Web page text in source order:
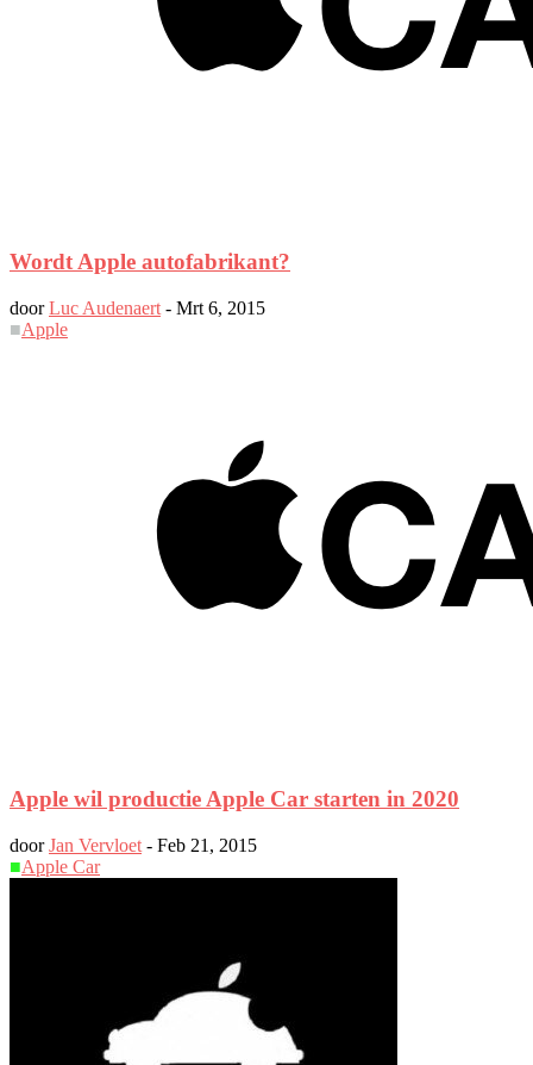
Wordt Apple autofabrikant?
doorLuc Audenaert - Mrt 6, 2015
■Apple
Apple wil productie Apple Car starten in 2020
doorJan Vervloet - Feb 21, 2015
■Apple Car